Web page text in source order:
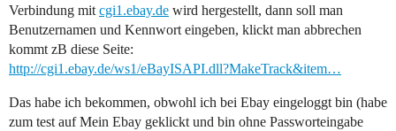
Verbindung mit cgi1.ebay.de wird hergestellt, dann soll man
Benutzernamen und Kennwort eingeben, klickt man abbrechen
kommt zB diese Seite:
http://cgi1.ebay.de/ws1/eBayISAPI.dll?MakeTrack&item…
Das habe ich bekommen, obwohl ich bei Ebay eingeloggt bin (habe
zum test auf Mein Ebay geklickt und bin ohne Passworteingabe